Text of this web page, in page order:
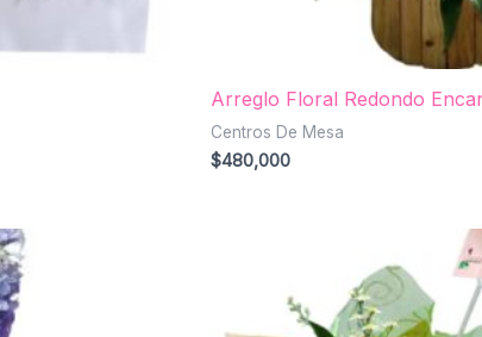
Arreglo Floral Redondo
Centros De Mesa
$480,000